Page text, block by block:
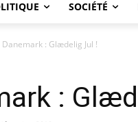
SOCIÉTÉ
Danemark : Glædelig Jul !
: